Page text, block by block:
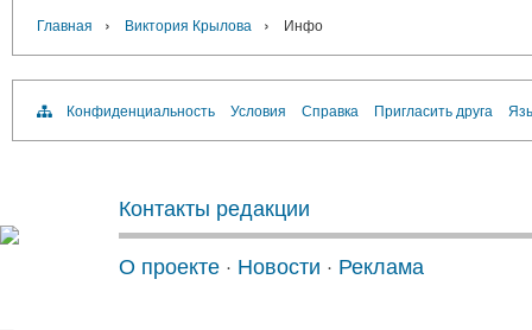
Главная › Виктория Крылова › Инфо
Конфиденциальность Условия Справка Пригласить друга
Контакты редакции
О проекте · Новости · Реклама